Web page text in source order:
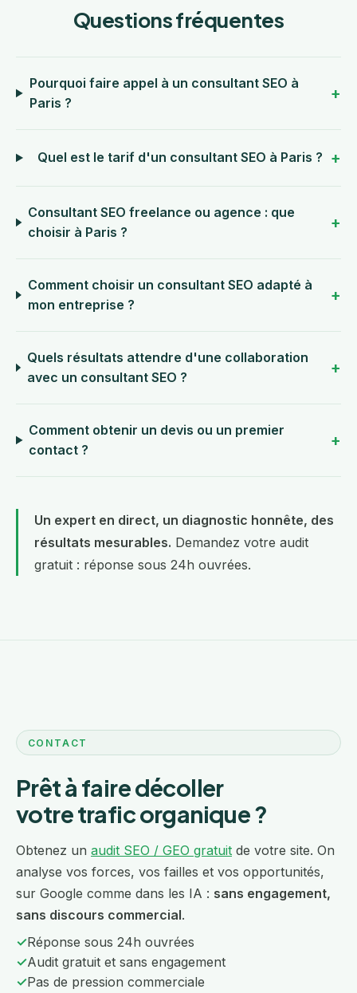
Questions fréquentes
Pourquoi faire appel à un consultant SEO à
Paris ?
Quel est le tarif d'un consultant SEO à Paris ?
Consultant SEO freelance ou agence : que
choisir à Paris ?
Comment choisir un consultant SEO adapté à
mon entreprise ?
Quels résultats attendre d'une collaboration
avec un consultant SEO ?
Comment obtenir un devis ou un premier
contact ?
Un expert en direct, un diagnostic honnête, des
résultats mesurables. Demandez votre audit
gratuit : réponse sous 24h ouvrées.
CONTACT
Prêt à faire décoller
votre trafic organique ?
Obtenez un audit SEO / GEO gratuit de votre site. On
analyse vos forces, vos failles et vos opportunités,
sur Google comme dans les IA : sans engagement,
sans discours commercial.
✓Réponse sous 24h ouvrées
✓Audit gratuit et sans engagement
✓Pas de pression commerciale